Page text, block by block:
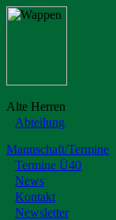
Alte Herren
Abteilung
Mannschaft/Termine
Termine Ü40
News
Kontakt
Newsletter